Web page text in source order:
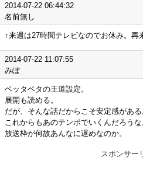
2014-07-22 06:44:32
名前無し
↑来週は27時間テレビなのでお休み。再
2014-07-22 11:07:55
みぽ
ベッタベタの王道設定。
展開も読める。
だが、そんな話だからこそ安定感がある
これからもあのテンポでいくんだろうな
放送枠が何故あんなに遅めなのか。
スポンサー